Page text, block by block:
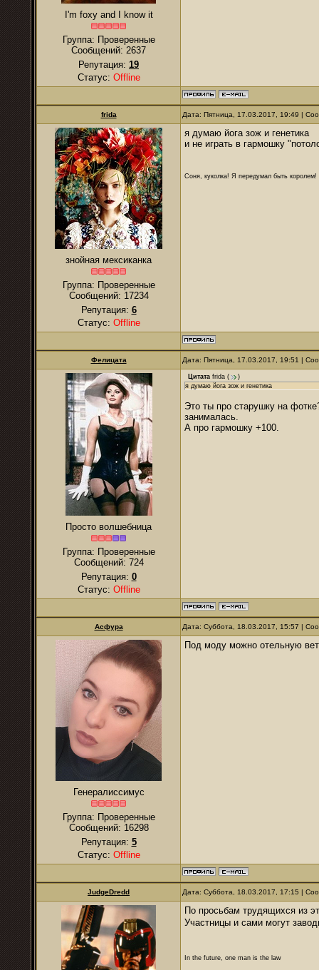
I'm foxy and I know it
Группа: Проверенные
Сообщений: 2637
Репутация: 19
Статус: Offline
frida Дата: Пятница, 17.03.2017, 19:49 |
знойная мексиканка
Группа: Проверенные
Сообщений: 17234
Репутация: 6
Статус: Offline
я думаю йога зож и генетика
и не играть в гармошку
Соня, куколка! Я передумал быть
Фелицата Дата: Пятница, 17.03.2017, 19:51 |
Просто волшебница
Группа: Проверенные
Сообщений: 724
Репутация: 0
Статус: Offline
Цитата frida (
)
я думаю йога зож и генетика
Это ты про старушку на
занималась.
А про гармошку +100.
Асфура Дата: Суббота, 18.03.2017, 15:57 |
Генералиссимус
Группа: Проверенные
Сообщений: 16298
Репутация: 5
Статус: Offline
Под моду можно отельную
JudgeDredd Дата: Суббота, 18.03.2017, 17:15 |
По просьбам трудящихся из
Участницы и сами могут
In the future, one man is the law